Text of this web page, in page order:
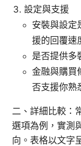
設定與支援
安裝與設定
援的回覆速
是否提供多
金融與購買
否支援你熟
二、詳細比較：
選項為例，實測
向。表格以文字